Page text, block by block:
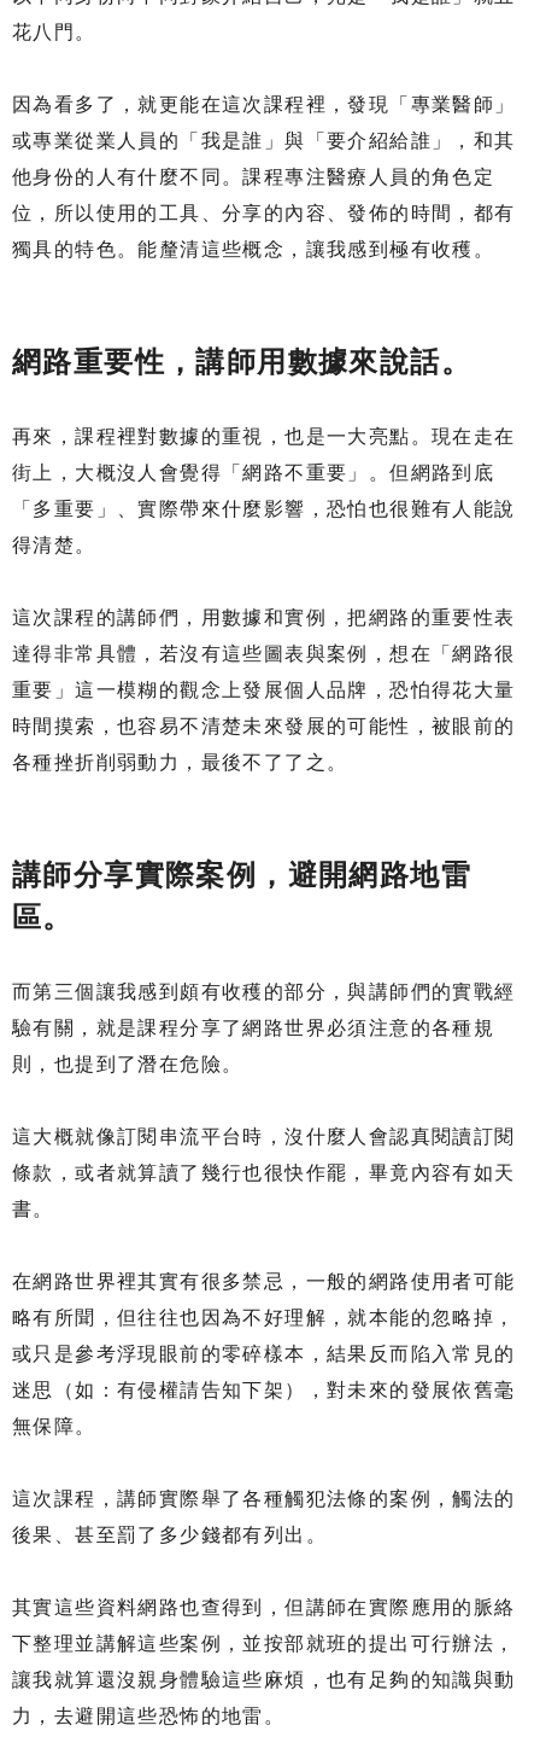
花八門。
因為看多了，就更能在這次課程裡，發現「專業醫師」
或專業從業人員的「我是誰」與「要介紹給誰」，和其
他身份的人有什麼不同。課程專注醫療人員的角色定
位，所以使用的工具、分享的內容、發佈的時間，都有
獨具的特色。能釐清這些概念，讓我感到極有收穫。
網路重要性，講師用數據來說話。
再來，課程裡對數據的重視，也是一大亮點。現在走在
街上，大概沒人會覺得「網路不重要」。但網路到底
「多重要」、實際帶來什麼影響，恐怕也很難有人能說
得清楚。
這次課程的講師們，用數據和實例，把網路的重要性表
達得非常具體，若沒有這些圖表與案例，想在「網路很
重要」這一模糊的觀念上發展個人品牌，恐怕得花大量
時間摸索，也容易不清楚未來發展的可能性，被眼前的
各種挫折削弱動力，最後不了了之。
講師分享實際案例，避開網路地雷
區。
而第三個讓我感到頗有收穫的部分，與講師們的實戰經
驗有關，就是課程分享了網路世界必須注意的各種規
則，也提到了潛在危險。
這大概就像訂閱串流平台時，沒什麼人會認真閱讀訂閱
條款，或者就算讀了幾行也很快作罷，畢竟內容有如天
書。
在網路世界裡其實有很多禁忌，一般的網路使用者可能
略有所聞，但往往也因為不好理解，就本能的忽略掉，
或只是參考浮現眼前的零碎樣本，結果反而陷入常見的
迷思（如：有侵權請告知下架），對未來的發展依舊毫
無保障。
這次課程，講師實際舉了各種觸犯法條的案例，觸法的
後果、甚至罰了多少錢都有列出。
其實這些資料網路也查得到，但講師在實際應用的脈絡
下整理並講解這些案例，並按部就班的提出可行辦法，
讓我就算還沒親身體驗這些麻煩，也有足夠的知識與動
力，去避開這些恐怖的地雷。